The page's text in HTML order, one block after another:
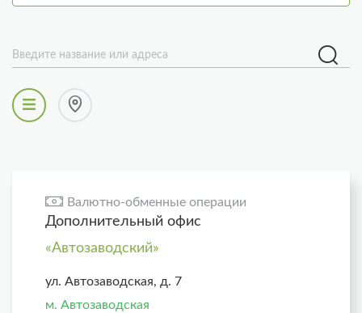
Введите название или адреса
Валютно-обменные операции
Дополнительный офис
«Автозаводский»
ул. Автозаводская, д. 7
м. Автозаводская